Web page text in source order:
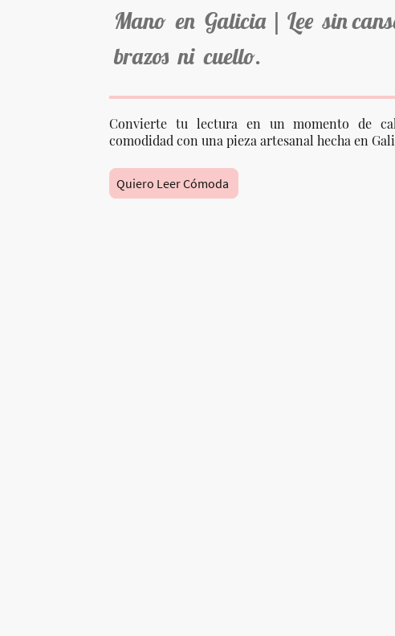
Mano en Galicia | Lee sin
brazos ni cuello.
Convierte tu lectura en un momento de
comodidad con una pieza artesanal hecha en
Quiero Leer Cómoda